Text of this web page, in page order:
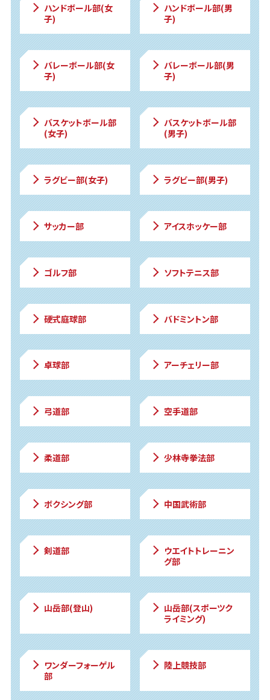
ハンドボール部(女
子)
ハンドボール部(男
子)
バレーボール部(女
子)
バレーボール部(男
子)
バスケットボール部
(女子)
バスケットボール部
(男子)
ラグビー部(女子) ラグビー部(男子)
サッカー部 アイスホッケー部
ゴルフ部 ソフトテニス部
硬式庭球部 バドミントン部
卓球部 アーチェリー部
弓道部 空手道部
柔道部 少林寺拳法部
ボクシング部 中国武術部
剣道部
ウエイトトレーニン
グ部
山岳部(登山)
山岳部(スポーツク
ライミング)
ワンダーフォーゲル
部
陸上競技部